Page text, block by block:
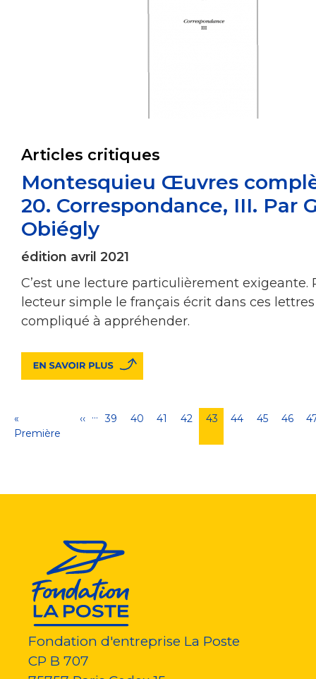
Articles critiques
Montesquieu Œuvres
20. Correspondance, III. Par
Obiégly
édition avril 2021
C’est une lecture particulièrement exigeante.
lecteur simple le français écrit dans ces
compliqué à appréhender.
Pagination
Première
page
«
Première
Page
‹‹ … Page
39 Page
40 Page
41 Page
42
Page
43 Page
44 Page
45 Page
46
Fondation d'entreprise La Poste
CP B 707